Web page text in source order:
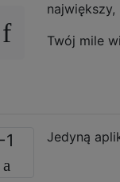
Twój mile
-1 Jedyną